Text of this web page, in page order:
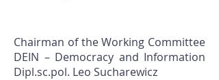
Chairman of the Working Committee
DEIN – Democracy and Information
Dipl.sc.pol. Leo Sucharewicz